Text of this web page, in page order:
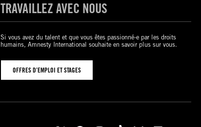
TRAVAILLEZ AVEC NOUS
Si vous avez du talent et que vous êtes passionné-e par les droits
humains, Amnesty International souhaite en savoir plus sur vous.
OFFRES D’EMPLOI ET STAGES